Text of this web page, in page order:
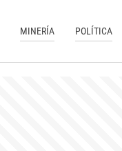
MINERÍA POLÍTICA